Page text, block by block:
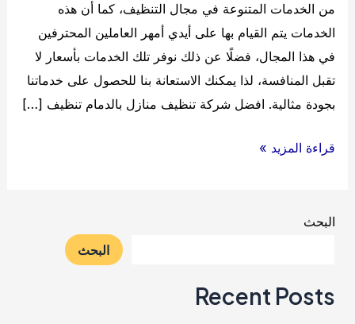
من الخدمات المتنوعة في مجال التنظيف، كما أن هذه
الخدمات يتم القيام بها على أيدي أمهر العاملين المحترفين
في هذا المجال، فضلًا عن ذلك نوفر تلك الخدمات بأسعار لا
تقبل المنافسة، لذا يمكنك الاستعانة بنا للحصول على خدماتنا
بجودة مثالية. افضل شركة تنظيف منازل بالدمام تنظيف […]
شركة
بالدمام
قراءة المزيد »
البحث
البحث
Recent Posts